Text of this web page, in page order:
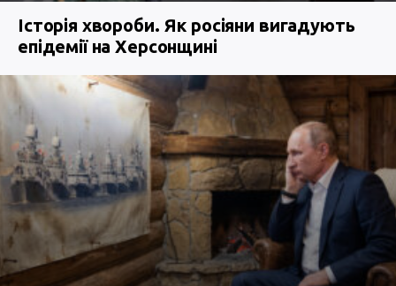
Історія хвороби. Як росіяни вигадують
епідемії на Херсонщині